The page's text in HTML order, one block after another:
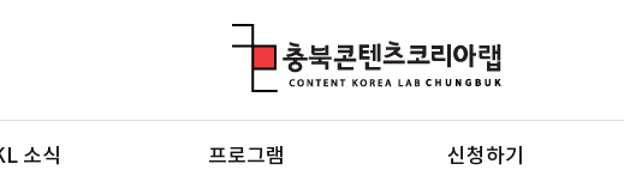
소식 프로그램 신청하기